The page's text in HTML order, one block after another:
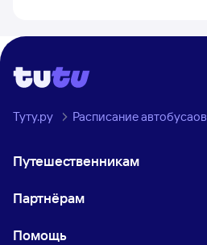
Туту.ру Расписание автобусаов
Путешественникам
Партнёрам
Помощь